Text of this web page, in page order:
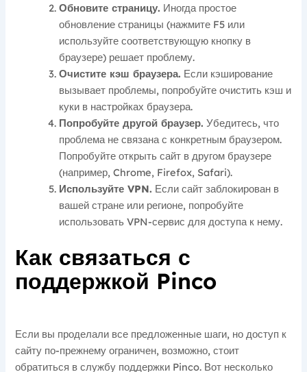
Обновите страницу. Иногда простое
обновление страницы (нажмите F5 или
используйте соответствующую кнопку в
браузере) решает проблему.
Очистите кэш браузера. Если кэширование
вызывает проблемы, попробуйте очистить кэш и
куки в настройках браузера.
Попробуйте другой браузер. Убедитесь, что
проблема не связана с конкретным браузером.
Попробуйте открыть сайт в другом браузере
(например, Chrome, Firefox, Safari).
Используйте VPN. Если сайт заблокирован в
вашей стране или регионе, попробуйте
использовать VPN-сервис для доступа к нему.
Как связаться с
поддержкой Pinco
Если вы проделали все предложенные шаги, но доступ к
сайту по-прежнему ограничен, возможно, стоит
обратиться в службу поддержки Pinco. Вот несколько